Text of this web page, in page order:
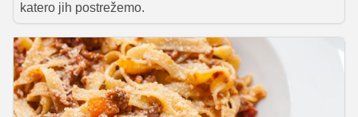
katero jih postrežemo.